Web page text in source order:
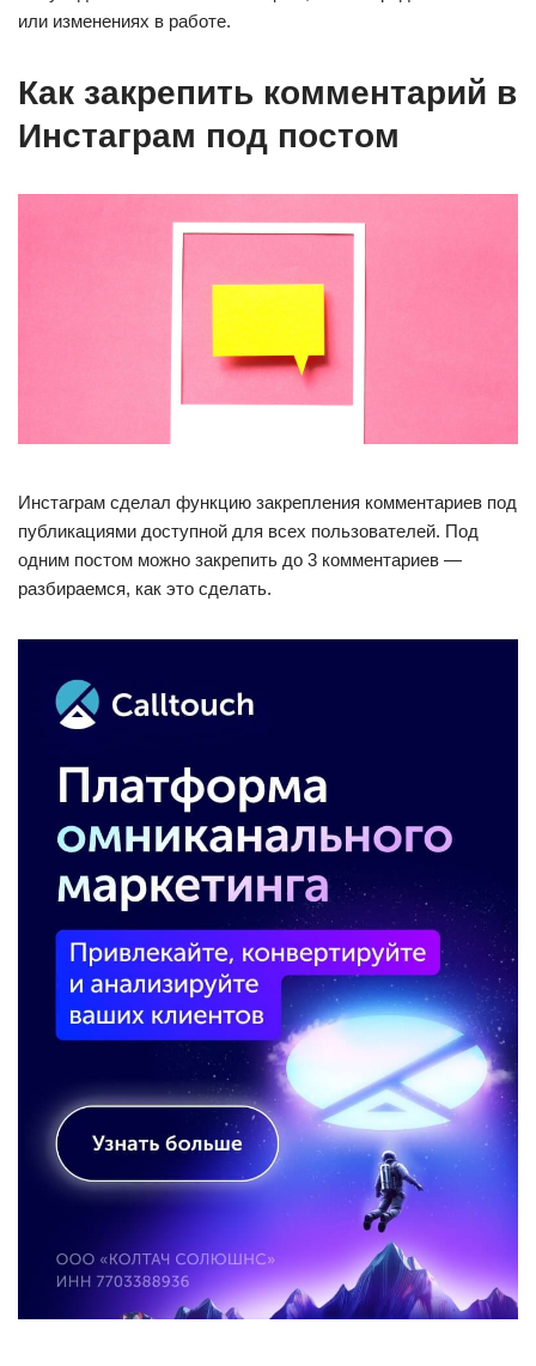
или изменениях в работе.
Как закрепить комментарий в
Инстаграм под постом
Инстаграм сделал функцию закрепления комментариев под
публикациями доступной для всех пользователей. Под
одним постом можно закрепить до 3 комментариев —
разбираемся, как это сделать.